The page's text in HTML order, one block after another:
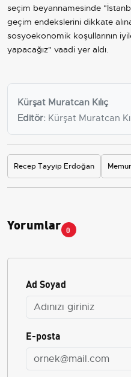
seçim beyannamesinde
geçim endekslerini dikkate
sosyoekonomik koşullarının
yapacağız" vaadi yer aldı.
Kürşat Muratcan Kılıç
Editör: Kürşat Muratcan
Recep Tayyip Erdoğan
Yorumlar 0
Ad Soyad
E-posta